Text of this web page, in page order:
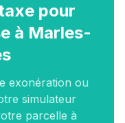
pour
à Marles-
exonération ou
simulateur
parcelle à